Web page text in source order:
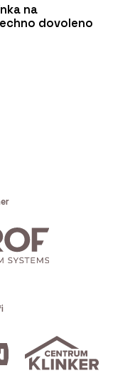
na
dovoleno